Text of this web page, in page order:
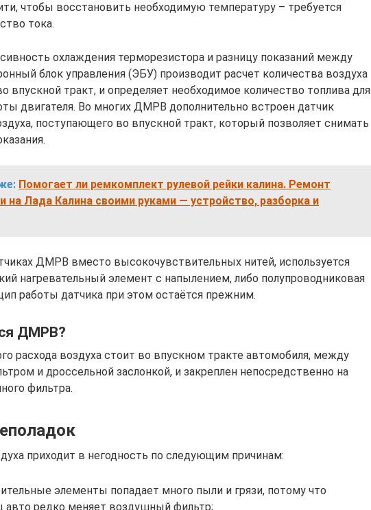
чтобы восстановить необходимую температуру – требуется
тока.
охлаждения терморезистора и разницу показаний между
блок управления (ЭБУ) производит расчет количества воздуха
впускной тракт, и определяет необходимое количество топлива для
двигателя. Во многих ДМРВ дополнительно встроен датчик
поступающего во впускной тракт, который позволяет снимать
Помогает ли ремкомплект рулевой рейки калина. Ремонт
на Лада Калина своими руками — устройство, разборка и
ДМРВ вместо высокочувствительных нитей, используется
нагревательный элемент с напылением, либо полупроводниковая
работы датчика при этом остаётся прежним.
ДМРВ?
расхода воздуха стоит во впускном тракте автомобиля, между
и дроссельной заслонкой, и закреплен непосредственно на
фильтра.
приходит в негодность по следующим причинам:
элементы попадает много пыли и грязи, потому что
авто редко меняет воздушный фильтр;